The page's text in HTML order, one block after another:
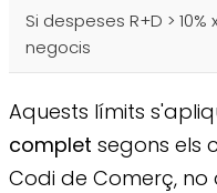
Si despeses R+D > 10%
negocis
Aquests límits
complet segons els
Codi de Comerç,